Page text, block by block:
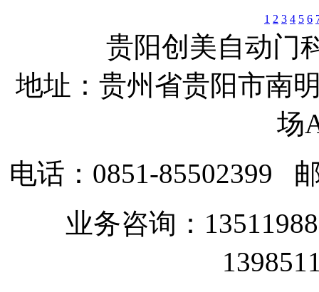
1 2 3 4 5 6
贵阳创美自动门
地址：贵州省贵阳市南
场
电话：0851-85502399
业务咨询：